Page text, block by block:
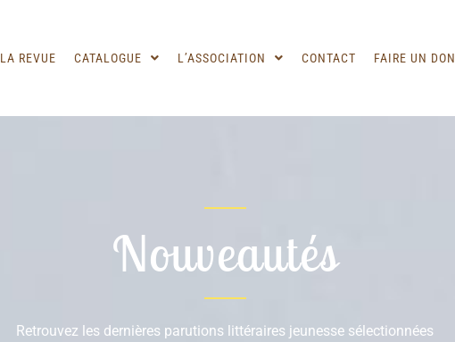
LA REVUE CATALOGUE L’ASSOCIATION CONTACT FAIRE UN DON
Nouveautés
Retrouvez les dernières parutions littéraires jeunesse sélectionnées